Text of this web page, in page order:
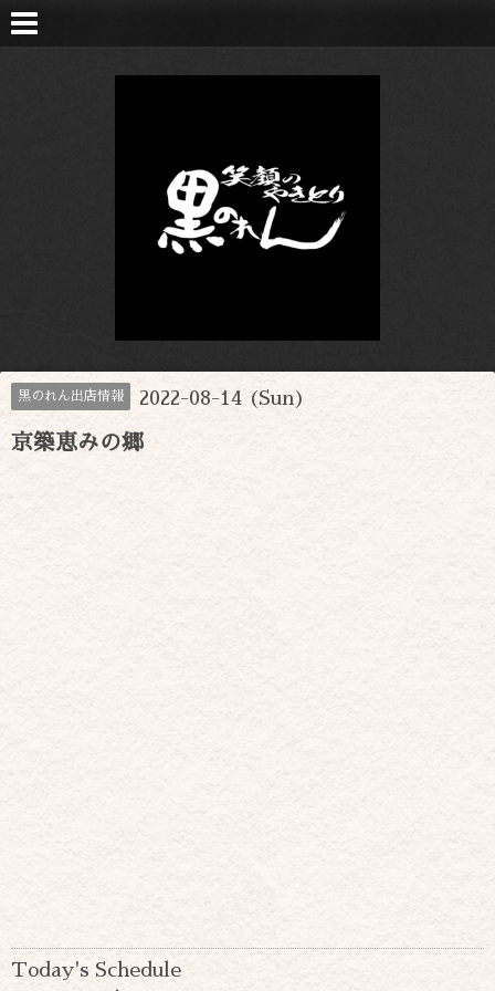
黒のれん出店情報 2022-08-14 (Sun)
京築恵みの郷
Today's Schedule